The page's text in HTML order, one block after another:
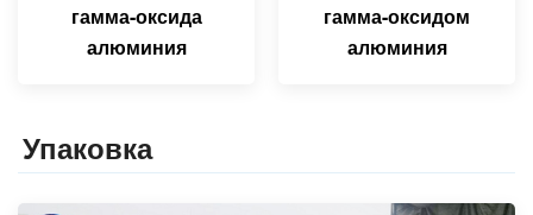
гамма-оксида
алюминия
гамма-оксидом
алюминия
Упаковка